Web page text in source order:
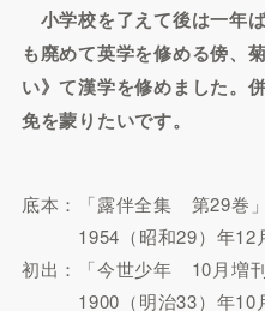
小学校を了えて後は一年
も廃めて英学を修める傍、
い》て漢学を修めました。
免を蒙りたいです。
底本：「露伴全集 第29巻
1954（昭和29）年12
初出：「今世少年 10月増
1900（明治33）年10